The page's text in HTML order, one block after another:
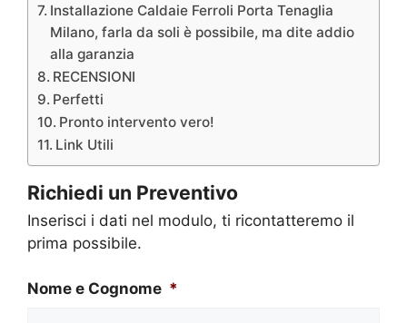
Installazione Caldaie Ferroli Porta Tenaglia
Milano, farla da soli è possibile, ma dite addio
alla garanzia
RECENSIONI
Perfetti
Pronto intervento vero!
Link Utili
Richiedi un Preventivo
Inserisci i dati nel modulo, ti ricontatteremo il
prima possibile.
Nome e Cognome *